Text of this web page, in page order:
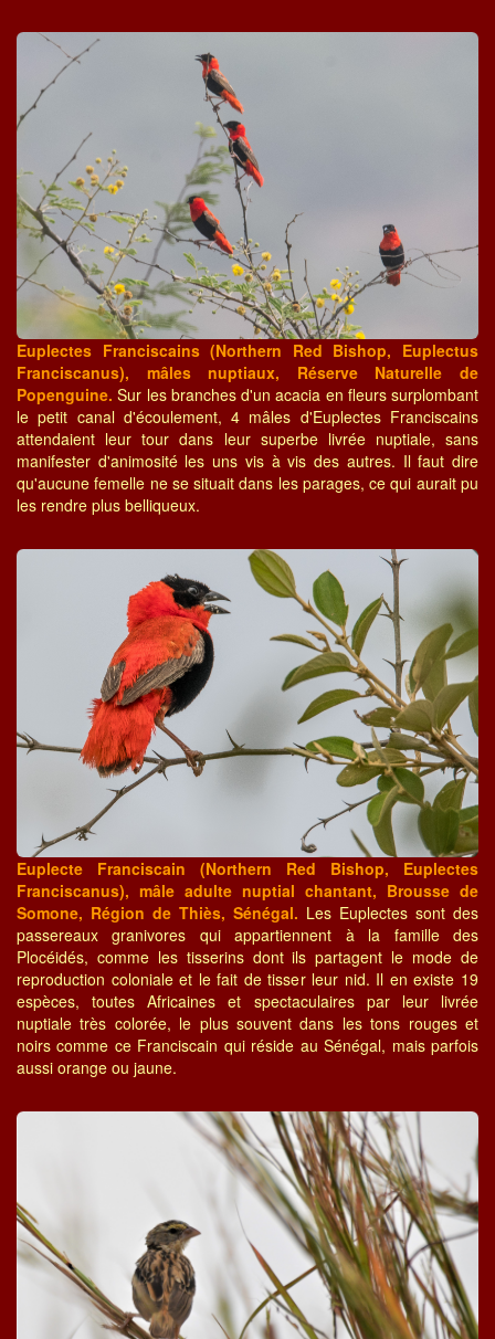
Euplectes Franciscains (Northern Red Bishop, Euplectus
Franciscanus), mâles nuptiaux, Réserve Naturelle de
Popenguine. Sur les branches d'un acacia en fleurs surplombant
le petit canal d'écoulement, 4 mâles d'Euplectes Franciscains
attendaient leur tour dans leur superbe livrée nuptiale, sans
manifester d'animosité les uns vis à vis des autres. Il faut dire
qu'aucune femelle ne se situait dans les parages, ce qui aurait pu
les rendre plus belliqueux.
Euplecte Franciscain (Northern Red Bishop, Euplectes
Franciscanus), mâle adulte nuptial chantant, Brousse de
Somone, Région de Thiès, Sénégal. Les Euplectes sont des
passereaux granivores qui appartiennent à la famille des
Plocéidés, comme les tisserins dont ils partagent le mode de
reproduction coloniale et le fait de tisser leur nid. Il en existe 19
espèces, toutes Africaines et spectaculaires par leur livrée
nuptiale très colorée, le plus souvent dans les tons rouges et
noirs comme ce Franciscain qui réside au Sénégal, mais parfois
aussi orange ou jaune.